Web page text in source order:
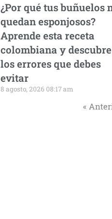
¿Por qué tus buñuelos
quedan esponjosos?
Aprende esta receta
colombiana y descubre
los errores que debes
evitar
8 agosto, 2026 08:17 am
«